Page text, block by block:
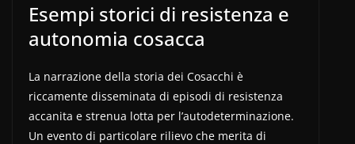
Esempi storici di resistenza e
autonomia cosacca
La narrazione della storia dei Cosacchi è
riccamente disseminata di episodi di resistenza
accanita e strenua lotta per l’autodeterminazione.
Un evento di particolare rilievo che merita di